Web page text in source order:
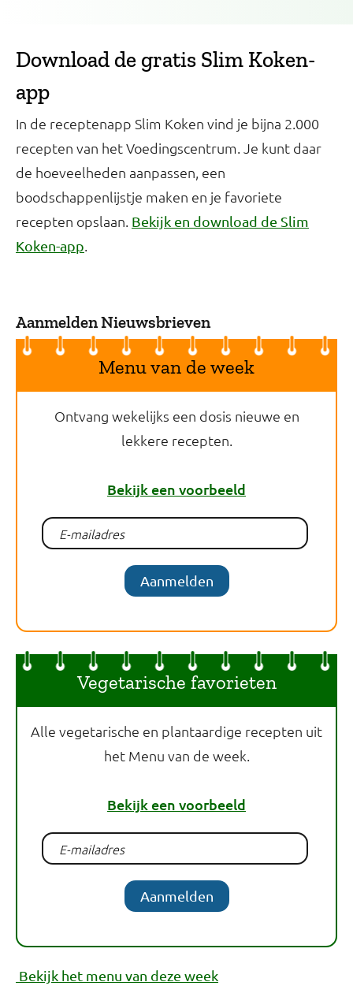
Download de gratis Slim Koken-
app
In de receptenapp Slim Koken vind je bijna 2.000
recepten van het Voedingscentrum. Je kunt daar
de hoeveelheden aanpassen, een
boodschappenlijstje maken en je favoriete
recepten opslaan. Bekijk en download de Slim
Koken-app.
Aanmelden Nieuwsbrieven
Menu van de week
Ontvang wekelijks een dosis nieuwe en
lekkere recepten.
Bekijk een voorbeeld
Aanmelden
Vegetarische favorieten
Alle vegetarische en plantaardige recepten uit
het Menu van de week.
Bekijk een voorbeeld
Aanmelden
Bekijk het menu van deze week